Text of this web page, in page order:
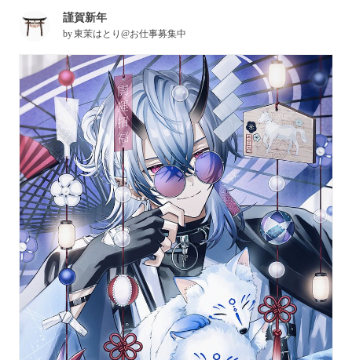
謹賀新年
by東茉はとり@お仕事募集中